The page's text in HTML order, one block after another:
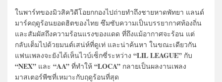
ในพาร์ทของมิวสิควิดีโอยกกองไปถ่ายทำถึงชายหาดพัทยา แลนด์
มาร์คฤดูร้อนยอดฮิตของไทย ซึมซับความเป็นบรรยากาศท้องถิ่น
และสัมผัสถึงความร้อนแรงของแดด ที่ถึงแม้อากาศจะร้อน แต่
กลับเต็มไปด้วยมนต์เสน่ห์ที่ดูเท่ และน่าค้นหา ในขณะเดียวกัน
แฟนเพลงจะยังได้เห็นไวบ์เซ็กซี่ระหว่าง “LIL LEAGUE” กับ
“NEX” และ “AA” ที่ทำให้ “LOCA” กลายเป็นผลงานเพลง
มาสเตอร์พีซที่เหมาะกับฤดูร้อนที่สุด